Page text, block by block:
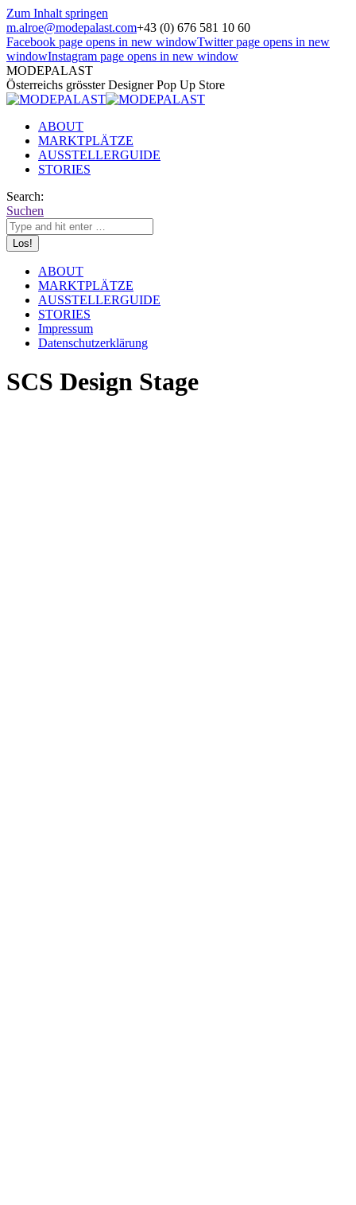
Zum Inhalt springen
m.alroe@modepalast.com+43 (0) 676 581 10 60
Facebook page opens in new windowTwitter page opens in new
windowInstagram page opens in new window
MODEPALAST
Österreichs grösster Designer Pop Up Store
ABOUT
MARKTPLÄTZE
AUSSTELLERGUIDE
STORIES
Search:
Suchen
ABOUT
MARKTPLÄTZE
AUSSTELLERGUIDE
STORIES
Impressum
Datenschutzerklärung
SCS Design Stage